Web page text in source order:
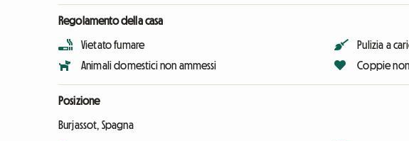
Regolamento della casa
Vietato fumare
Animali domestici non ammessi
Pulizia a
Coppie
Posizione
Burjassot, Spagna